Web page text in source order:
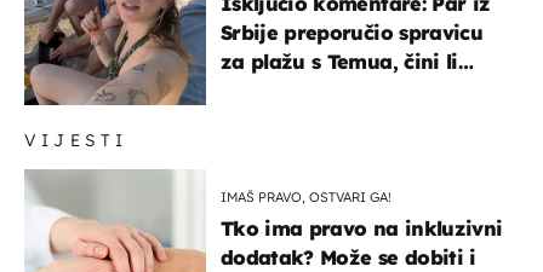
VIJESTI
IMAŠ PRAVO, OSTVARI GA!
Tko ima pravo na inkluzivni
dodatak? Može se dobiti i
Srbije preporučio spravicu
za plažu s Temua, čini li